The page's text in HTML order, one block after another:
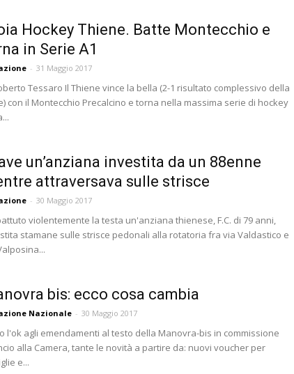
Hockey Thiene. Batte Montecchio e
in Serie A1
- 31 Maggio 2017
Tessaro Il Thiene vince la bella (2-1 risultato complessivo della
con il Montecchio Precalcino e torna nella massima serie di hockey
un’anziana investita da un 88enne
attraversava sulle strisce
- 30 Maggio 2017
violentemente la testa un'anziana thienese, F.C. di 79 anni,
stamane sulle strisce pedonali alla rotatoria fra via Valdastico e
bis: ecco cosa cambia
Nazionale - 30 Maggio 2017
l'ok agli emendamenti al testo della Manovra-bis in commissione
alla Camera, tante le novità a partire da: nuovi voucher per
e...